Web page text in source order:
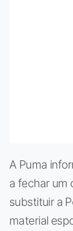
A Puma
a fechar um
substituir a
material